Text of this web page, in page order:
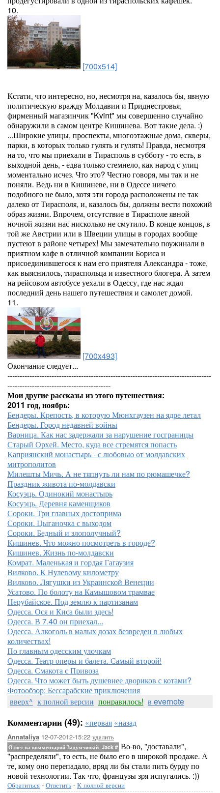
10.
[700x514]
Кстати, что интересно, но, несмотря на, казалось бы, явную
политическую вражду Молдавии и Приднестровья,
фирменный магазинчик "Kvint" мы совершенно случайно
обнаружили в самом центре Кишинева. Вот такие дела. :)
...Широкие улицы, проспекты, многоэтажные дома, скверы,
парки, в которых только гулять и гулять! Правда, несмотря
на то, что мы приехали в Тирасполь в субботу - то есть, в
выходной день, - едва только стемнело, как народ с улиц
моментально исчез. Что это? Честно говоря, мы так и не
поняли. Ведь ни в Кишиневе, ни в Одессе ничего
подобного не было, хотя эти города расположены не так
далеко от Тирасполя, и, казалось бы, должны вести похожий
образ жизни. Впрочем, отсутствие в Тирасполе явной
ночной жизни нас нисколько не смутило. В конце концов, в
той же Австрии или в Швеции улицы в городах вообще
пустеют в районе четырех! Мы замечательно поужинали в
приятном кафе в отличной компании Бориса и
присоединившегося к нам его приятеля Александра - тоже,
как выяснилось, тираспольца и известного блогера. А затем
на рейсовом автобусе уехали в Одессу, где нас ждал
последний день нашего путешествия и самолет домой.
11.
[700x493]
Окончание следует...
-----------------------------------------------------------------------------------
------------------------------------------
Мои другие рассказы из этого путешествия:
2011 год, ноябрь:
Бендеры. Крепость, в которую Мюнхгаузен на ядре летал
Бендеры. Город недавней войны
Варница. Как нас задержали за нарушение госграницы
Старый Орхей. Место, куда все стремятся попасть
Каприянский монастырь - с любовью от молдавских
митрополитов
Милешты Мичь. А не тяпнуть ли нам по рюмашечке?
Праздник живота по-молдавски
Косуэць. Одинокий монастырь
Косуэць. Деревня каменщиков
Сороки. Три главных достоприма
Сороки. Цыганочка с выходом
Сороки. Бедный и злополучный?
Кишинев. Что можно посмотреть в городе?
Кишинев. Жизнь по-молдавски
Комрат. Маленькая и гордая Гагаузия
Вилково. К Нулевому километру
Вилково. Лягушки из Украинской Венеции
Усатово. По болоту на Камышовом трамвае
Нерубайское. Под землю к партизанам
Одесса. Ося и Киса были здесь!
Одесса. В 7.40 он приехал...
Одесса. Алкоголь в малых дозах безвреден в любых
количествах!
По главным одесским улочкам
Одесса. Театр оперы и балета. Самый второй!
Одесса. Смакота с Привоза
Одесса. Что может быть душевнее двориков с котами?
Фотообзор: Бессарабские приключения
вверх^ к полной версии понравилось! в evernote
Комментарии (49): «первая «назад
Annataliya 12-07-2012-15:22 удалить
Ответ на комментарий Задумчивый_Jack # Во-во, "доставали",
"распределяли", то есть, не было его в широкой продаже. А
те, кому оно перепадало, вряд ли бы стали пить бурду по
новой технологии. Так что, французы зря испугались. :))
Обратиться - Ответить - К полной версии